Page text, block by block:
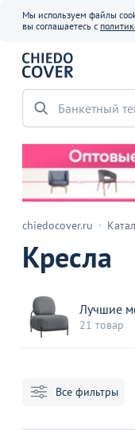
Мы используем файлы
вы соглашаетесь с
Мебель для
chiedocover.ru
Кресла
Лучшие
21 товар
Все фильтры